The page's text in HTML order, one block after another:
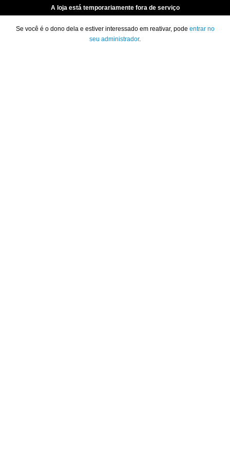
A loja está temporariamente fora de serviço
Se você é o dono dela e estiver interessado em reativar, pode entrar no
seu administrador.